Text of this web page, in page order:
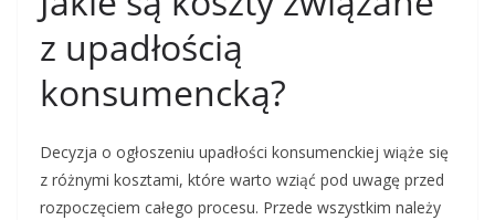
z upadłością
konsumencką?
Decyzja o ogłoszeniu upadłości konsumenckiej wiąże się
z różnymi kosztami, które warto wziąć pod uwagę przed
rozpoczęciem całego procesu. Przede wszystkim należy